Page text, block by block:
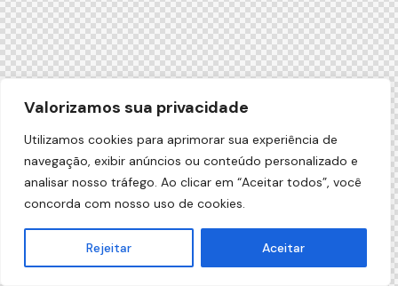
Valorizamos sua privacidade
Utilizamos cookies para aprimorar sua experiência de
navegação, exibir anúncios ou conteúdo personalizado e
analisar nosso tráfego. Ao clicar em “Aceitar todos”, você
concorda com nosso uso de cookies.
Rejeitar Aceitar